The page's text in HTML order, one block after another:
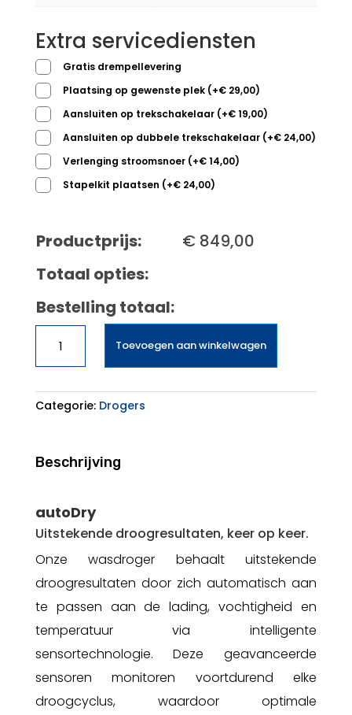
Extra servicediensten
Gratis drempellevering
Plaatsing op gewenste plek (+€29,00)
Aansluiten op trekschakelaar (+€19,00)
Aansluiten op dubbele trekschakelaar (+€24,00)
Verlenging stroomsnoer (+€14,00)
Stapelkit plaatsen (+€24,00)
Productprijs: €849,00
Totaal opties:
Bestelling totaal:
WQ33G1DENL
IQ500
aantal
Toevoegen aan winkelwagen
Categorie: Drogers
Beschrijving
autoDry
Uitstekende droogresultaten, keer op keer.
Onze wasdroger behaalt uitstekende
droogresultaten door zich automatisch aan
te passen aan de lading, vochtigheid en
temperatuur via intelligente
sensortechnologie. Deze geavanceerde
sensoren monitoren voortdurend elke
droogcyclus, waardoor optimale